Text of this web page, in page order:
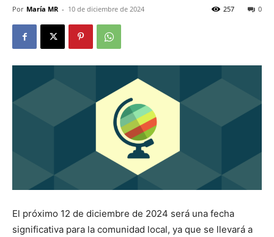
Por María MR - 10 de diciembre de 2024 0
257
El próximo 12 de diciembre de 2024 será una fecha
significativa para la comunidad local, ya que se llevará a